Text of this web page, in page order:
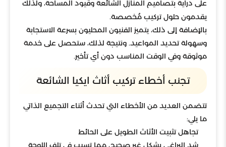
على دراية بتصاميم المنازل الشائعة وقيود المساحة، ولذلك
يقدمون حلول تركيب مُخصصة.
بالإضافة إلى ذلك، يتميز الفنيون المحليون بسرعة الاستجابة
وسهولة تحديد المواعيد. ونتيجة لذلك، ستحصل على خدمة
موثوقة وفي الوقت المناسب دون أي تأخير.
تجنب أخطاء تركيب أثاث ايكيا الشائعة
تتضمن العديد من الأخطاء التي تحدث أثناء التجميع الذاتي
ما يلي:
تجاهل تثبيت الأثاث الطويل على الحائط
شد البراغي بشكل غير صحيح، مما تسبب في تلف اللوحة